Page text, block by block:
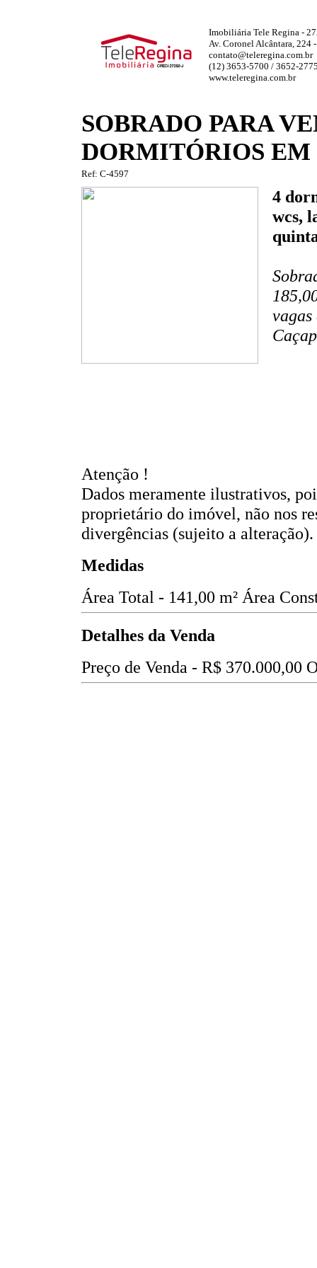
Imobiliária Tele Regina -
Av. Coronel Alcântara, 224
contato@teleregina.com.br
(12) 3653-5700 / 3652-
www.teleregina.com.br
SOBRADO PARA
DORMITÓRIOS EM
Ref: C-4597
4
wcs,
Atenção !
Dados meramente ilustrativos,
proprietário do imóvel, não nos
divergências (sujeito a alteração).
Medidas
Área Total - 141,00 m² Área
Detalhes da Venda
Preço de Venda - R$ 370.000,00